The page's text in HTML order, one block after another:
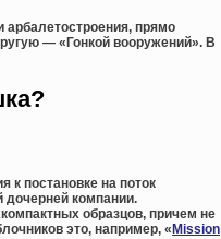
арбалетостроения, прямо
— «Гонкой вооружений». В
к постановке на поток
компании.
образцов, причем не
это, например, « Mission